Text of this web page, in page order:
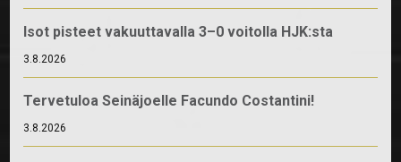
Isot pisteet vakuuttavalla 3–0 voitolla HJK:sta
3.8.2026
Tervetuloa Seinäjoelle Facundo Costantini!
3.8.2026